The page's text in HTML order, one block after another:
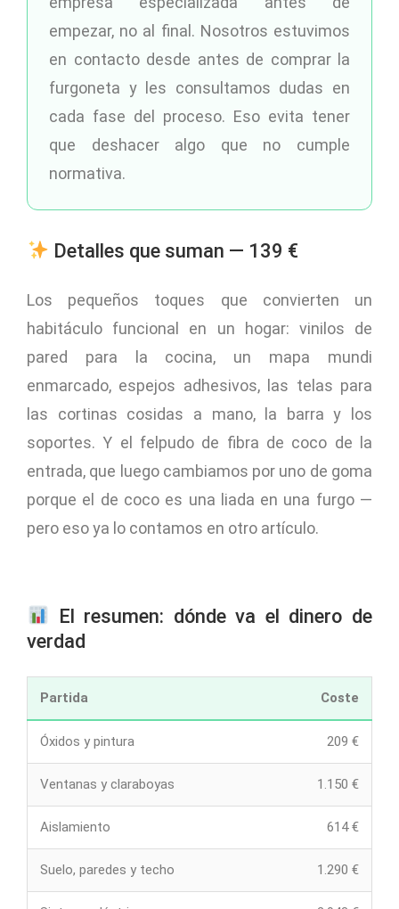
empezar, no al final. Nosotros estuvimos
en contacto desde antes de comprar la
furgoneta y les consultamos dudas en
cada fase del proceso. Eso evita tener
que deshacer algo que no cumple
normativa.
Detalles que suman — 139 €
Los pequeños toques que convierten un
habitáculo funcional en un hogar: vinilos de
pared para la cocina, un mapa mundi
enmarcado, espejos adhesivos, las telas para
las cortinas cosidas a mano, la barra y los
soportes. Y el felpudo de fibra de coco de la
entrada, que luego cambiamos por uno de goma
porque el de coco es una liada en una furgo —
pero eso ya lo contamos en otro artículo.
El resumen: dónde va el dinero de
verdad
Partida Coste
Óxidos y pintura 209 €
Ventanas y claraboyas 1.150 €
Aislamiento 614 €
Suelo, paredes y techo 1.290 €